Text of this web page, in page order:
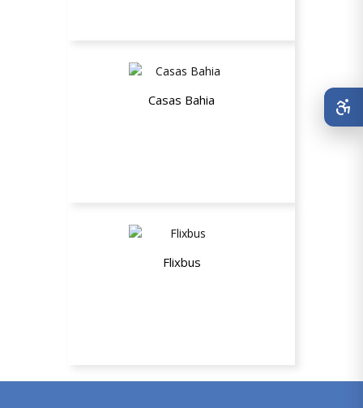
Casas Bahia
Flixbus